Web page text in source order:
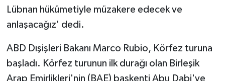
Lübnan hükümetiyle müzakere edecek ve
anlaşacağız' dedi.
ABD Dışişleri Bakanı Marco Rubio, Körfez turuna
başladı. Körfez turunun ilk durağı olan Birleşik
Arap Emirlikleri'nin (BAE) başkenti Abu Dabi'ye